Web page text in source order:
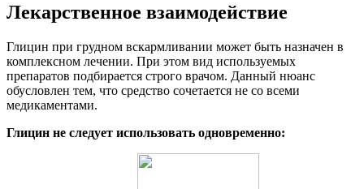
Лекарственное взаимодействие
Глицин при грудном вскармливании может быть назначен в
комплексном лечении. При этом вид используемых
препаратов подбирается строго врачом. Данный нюанс
обусловлен тем, что средство сочетается не со всеми
медикаментами.
Глицин не следует использовать одновременно: